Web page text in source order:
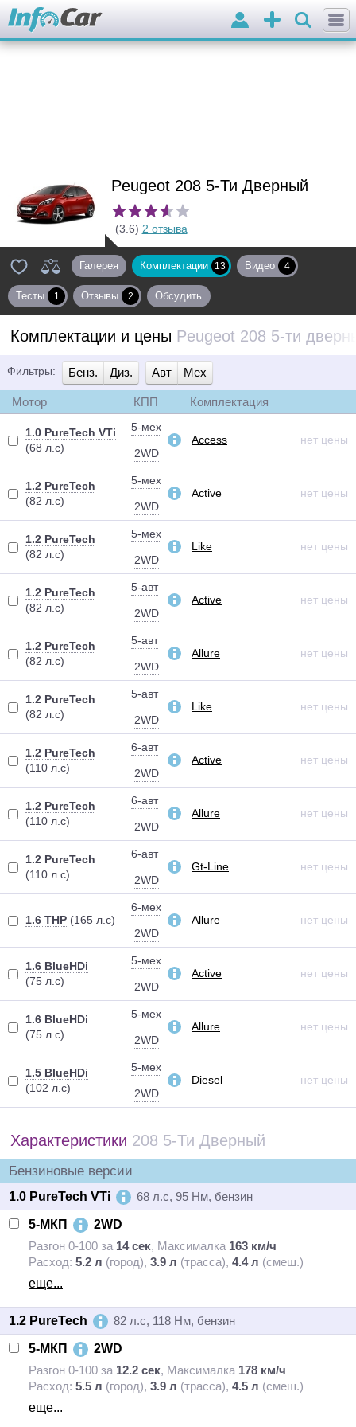
Добавить
объявление
Войти
Peugeot 208 5-Ти Дверный
(3.6) 2 отзыва
Галерея Комплектации 13 Видео 4
Тесты 1 Отзывы 2 Обсудить
Комплектации и цены Peugeot 208 5-ти
Фильтры: Бенз. Диз. Авт Мех
Мотор КПП Комплектация
1.0 PureTech VTi
(68 л.с)
5-мех
2WD
Access нет цены
1.2 PureTech
(82 л.с)
5-мех
2WD
Active нет цены
1.2 PureTech
(82 л.с)
5-мех
2WD
Like нет цены
1.2 PureTech
(82 л.с)
5-авт
2WD
Active нет цены
1.2 PureTech
(82 л.с)
5-авт
2WD
Allure нет цены
1.2 PureTech
(82 л.с)
5-авт
2WD
Like нет цены
1.2 PureTech
(110 л.с)
6-авт
2WD
Active нет цены
1.2 PureTech
(110 л.с)
6-авт
2WD
Allure нет цены
1.2 PureTech
(110 л.с)
6-авт
2WD
Gt-Line нет цены
1.6 THP (165 л.с)
6-мех
2WD
Allure нет цены
1.6 BlueHDi
(75 л.с)
5-мех
2WD
Active нет цены
1.6 BlueHDi
(75 л.с)
5-мех
2WD
Allure нет цены
1.5 BlueHDi
(102 л.с)
5-мех
2WD
Diesel нет цены
Характеристики 208 5-Ти Дверный
Бензиновые версии
1.0 PureTech VTi 68 л.с, 95 Нм, бензин
5-МКП
2WD
Разгон 0-100 за 14 сек, Максималка 163 км/ч
Расход: 5.2 л (город), 3.9 л (трасса), 4.4 л (смеш.)
еще...
1.2 PureTech 82 л.с, 118 Нм, бензин
5-МКП
2WD
Разгон 0-100 за 12.2 сек, Максималка 178 км/ч
Расход: 5.5 л (город), 3.9 л (трасса), 4.5 л (смеш.)
еще...